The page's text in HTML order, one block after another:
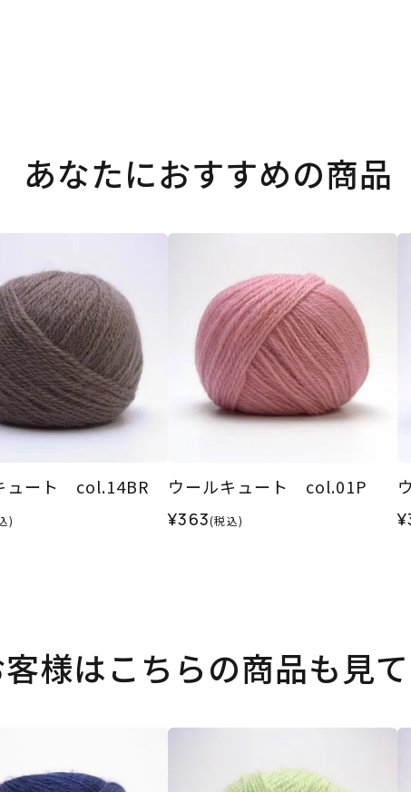
あなたにおすすめの商品
ュート col.14BR
)
ウールキュート col.01P
¥363(税込)
様はこちらの商品も見